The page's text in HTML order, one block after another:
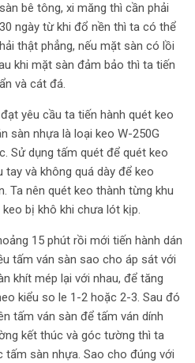
bê tông, xi măng thì cần phải
ngày từ khi đổ nền thì ta có thể
thật phẳng, nếu mặt sàn có lồi
khi mặt sàn đảm bảo thì ta tiến
và cát đá.
yêu cầu ta tiến hành quét keo
sàn nhựa là loại keo W-250G
Sử dụng tấm quét để quét keo
tay và không quá dày để keo
Ta nên quét keo thành từng khu
bị khô khi chưa lót kịp.
15 phút rồi mới tiến hành dán
tấm ván sàn sao cho áp sát với
khít mép lại với nhau, để tăng
kiểu so le 1-2 hoặc 2-3. Sau đó
tấm ván sàn để tấm ván dính
kết thúc và góc tường thì ta
sàn nhựa. Sao cho đúng với